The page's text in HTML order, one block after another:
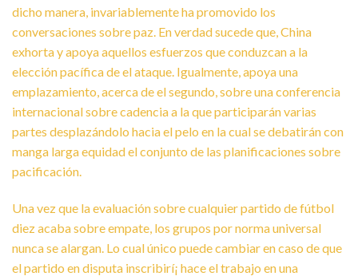
dicho manera, invariablemente ha promovido los
conversaciones sobre paz. En verdad sucede que, China
exhorta y apoya aquellos esfuerzos que conduzcan a la
elección pacífica de el ataque. Igualmente, apoya una
emplazamiento, acerca de el segundo, sobre una conferencia
internacional sobre cadencia a la que participarán varias
partes desplazándolo hacia el pelo en la cual se debatirán con
manga larga equidad el conjunto de las planificaciones sobre
pacificación.
Una vez que la evaluación sobre cualquier partido de fútbol
diez acaba sobre empate, los grupos por norma universal
nunca se alargan. Lo cual único puede cambiar en caso de que
el partido en disputa inscribirí¡ hace el trabajo en una